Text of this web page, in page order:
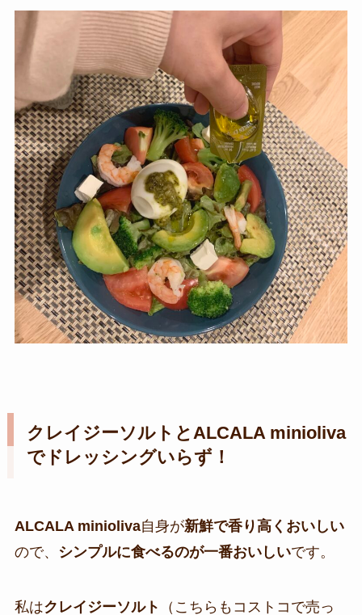
クレイジーソルトとALCALA minioliva
でドレッシングいらず！
ALCALA minioliva自身が新鮮で香り高くおいしい
ので、 シンプルに食べるのが一番おいしいです。
私はクレイジーソルト
（こちらもコストコで売っ